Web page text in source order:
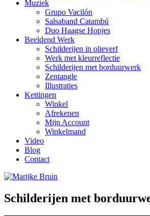
Muziek
Grupo Vacilón
Salsaband Catambú
Duo Haagse Hopjes
Beeldend Werk
Schilderijen in olieverf
Werk met kleurreflectie
Schilderijen met borduurwerk
Zentangle
Illustraties
Kettingen
Winkel
Afrekenen
Mijn Account
Winkelmand
Video
Blog
Contact
Schilderijen met